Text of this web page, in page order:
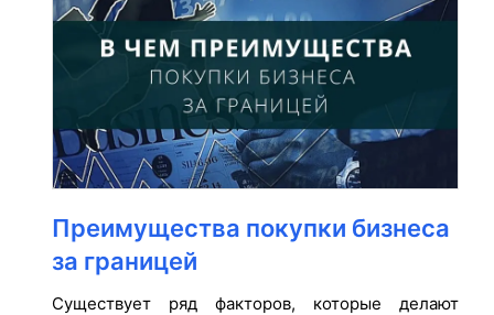
Преимущества покупки бизнеса
за границей
Существует ряд факторов, которые делают